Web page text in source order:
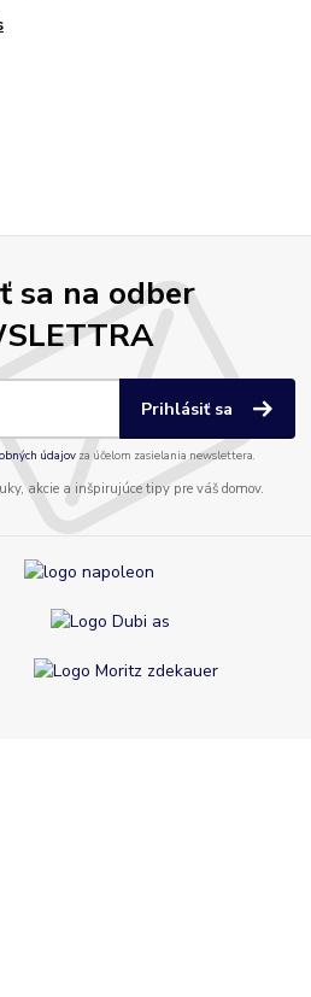
sa na odber
Prihlásiť sa
údajov za účelom zasielania newslettera.
akcie a inšpirujúce tipy pre váš domov.